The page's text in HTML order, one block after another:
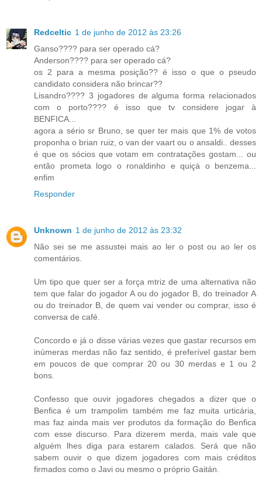
Redceltic 1 de junho de 2012 às 23:26
Ganso???? para ser operado cá?
Anderson???? para ser operado cá?
os 2 para a mesma posição?? é isso o que o pseudo
candidato considera não brincar??
Lisandro???? 3 jogadores de alguma forma relacionados
com o porto???? é isso que tv considere jogar à
BENFICA...
agora a sério sr Bruno, se quer ter mais que 1% de votos
proponha o brian ruiz, o van der vaart ou o ansaldi.. desses
é que os sócios que votam em contratações gostam... ou
então prometa logo o ronaldinho e quiçá o benzema...
enfim
Responder
Unknown 1 de junho de 2012 às 23:32
Não sei se me assustei mais ao ler o post ou ao ler os
comentários.
Um tipo que quer ser a força mtriz de uma alternativa não
tem que falar do jogador A ou do jogador B, do treinador A
ou do treinador B, de quem vai vender ou comprar, isso é
conversa de café.
Concordo e já o disse várias vezes que gastar recursos em
inúmeras merdas não faz sentido, é preferível gastar bem
em poucos de que comprar 20 ou 30 merdas e 1 ou 2
bons.
Confesso que ouvir jogadores chegados a dizer que o
Benfica é um trampolim também me faz muita urticária,
mas faz ainda mais ver produtos da formação do Benfica
com esse discurso. Para dizerem merda, mais vale que
alguém lhes diga para estarem calados. Será que não
sabem ouvir o que dizem jogadores com mais créditos
firmados como o Javi ou mesmo o próprio Gaitán.